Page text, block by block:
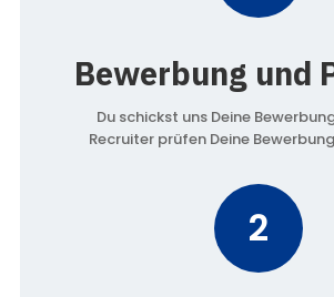
Bewerbung und
Du schickst uns Deine
Recruiter prüfen Deine
2